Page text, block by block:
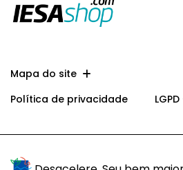
Mapa do site
Política de privacidade